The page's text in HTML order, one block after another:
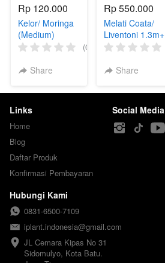
Rp 120.000
Kelor/ Moringa
(Medium)
(0)
Share
Rp 550.000
Melati Coata/
Liventoni 1.3m+
Share
Links
Home
Blog
Daftar Produk
Konfirmasi Pembayaran
Social Media
Hubungi Kami
0831-6500-7109
iplant.indonesia@gmail.com
JL Cemara Kipas No 31
Sidomulyo, Kota Batu.